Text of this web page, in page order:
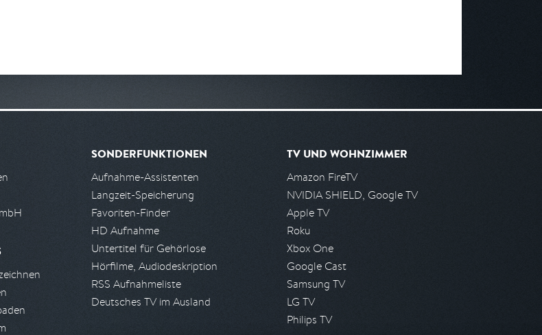
SONDERFUNKTIONEN
Aufnahme-Assistenten
Langzeit-Speicherung
Favoriten-Finder
HD Aufnahme
Untertitel für Gehörlose
Hörfilme, Audiodeskription
RSS Aufnahmeliste
Deutsches TV im Ausland
TV UND WOHNZIMMER
Amazon FireTV
NVIDIA SHIELD, Google TV
Apple TV
Roku
Xbox One
Google Cast
Samsung TV
LG TV
Philips TV